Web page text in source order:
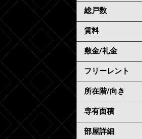
総戸数
賃料
敷金/礼金
フリーレント
所在階/向き
専有面積
部屋詳細